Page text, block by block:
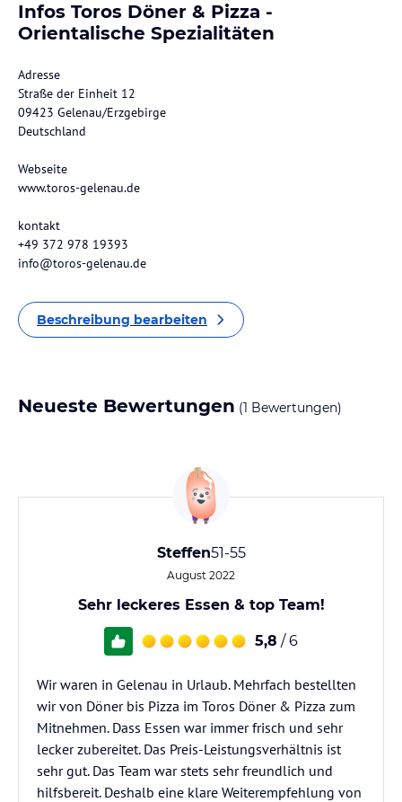
Infos Toros Döner & Pizza -
Orientalische Spezialitäten
Adresse
Straße der Einheit 12
09423 Gelenau/Erzgebirge
Deutschland
Webseite
www.toros-gelenau.de
kontakt
+49 372 978 19393
info@toros-gelenau.de
Beschreibung bearbeiten
Neueste Bewertungen (1 Bewertungen)
Steffen51-55
August 2022
Sehr leckeres Essen & top Team!
5,8 / 6
Wir waren in Gelenau in Urlaub. Mehrfach bestellten
wir von Döner bis Pizza im Toros Döner & Pizza zum
Mitnehmen. Dass Essen war immer frisch und sehr
lecker zubereitet. Das Preis-Leistungsverhältnis ist
sehr gut. Das Team war stets sehr freundlich und
hilfsbereit. Deshalb eine klare Weiterempfehlung von